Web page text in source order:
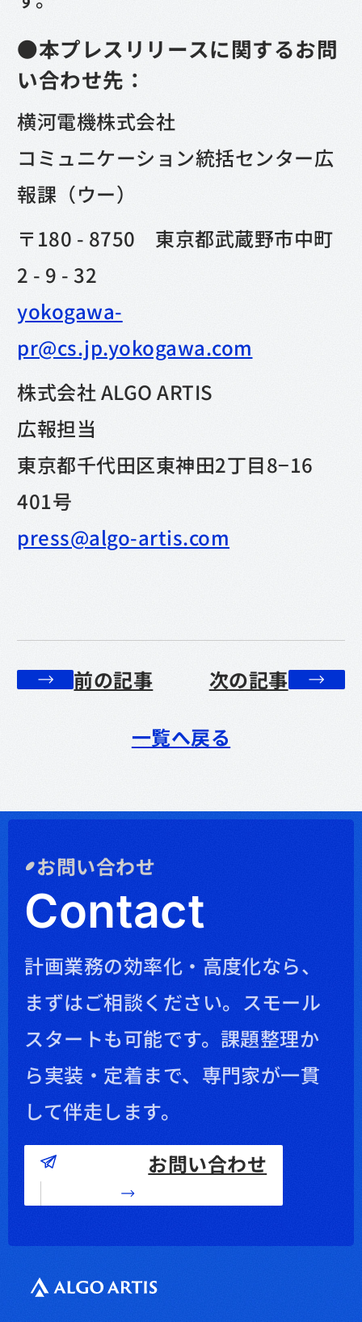
●本プレスリリースに関するお問
い合わせ先：
横河電機株式会社
コミュニケーション統括センター広
報課（ウー）
〒180 - 8750 東京都武蔵野市中町
2 - 9 - 32
yokogawa-
pr@cs.jp.yokogawa.com
株式会社 ALGO ARTIS
広報担当
東京都千代田区東神田2丁目8−16
401号
press@algo-artis.com
前の記事 次の記事
一覧へ戻る
お問い合わせ
Contact
計画業務の効率化・高度化なら、
まずはご相談ください。 スモール
スタートも可能です。課題整理か
ら実装・定着まで、専門家が一貫
して伴走します。
お問い合わせ